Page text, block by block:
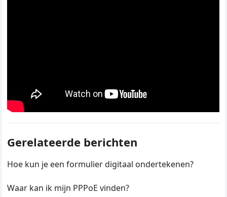
Gerelateerde berichten
Hoe kun je een formulier digitaal ondertekenen?
Waar kan ik mijn PPPoE vinden?